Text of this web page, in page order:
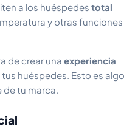
a los huéspedes total
y otras funciones
de crear una experiencia
tus huéspedes. Esto es algo
de tu marca.